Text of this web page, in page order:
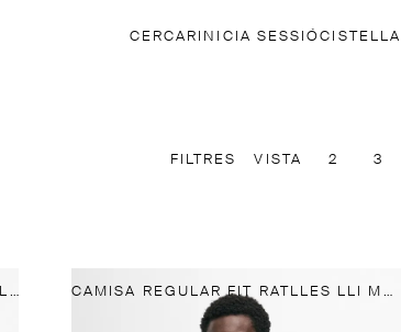
CERCAR INICIA SESSIÓCISTELLA
FILTRES VISTA 2 3
CAMISA DE RATLLES 100% LLI REGULAR FIT CAMISA REGULAR FIT RATLLES LLI MELANGE